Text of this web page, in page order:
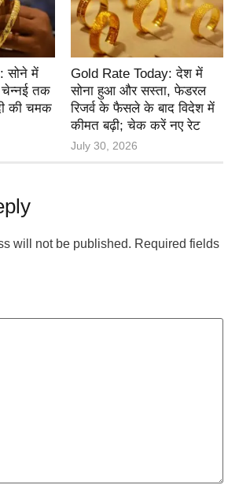
सोने में
चेन्नई तक
की चमक
Gold Rate Today: देश में
सोना हुआ और सस्ता, फेडरल
रिजर्व के फैसले के बाद विदेश में
कीमत बढ़ी; चेक करें नए रेट
July 30, 2026
will not be published. Required fields